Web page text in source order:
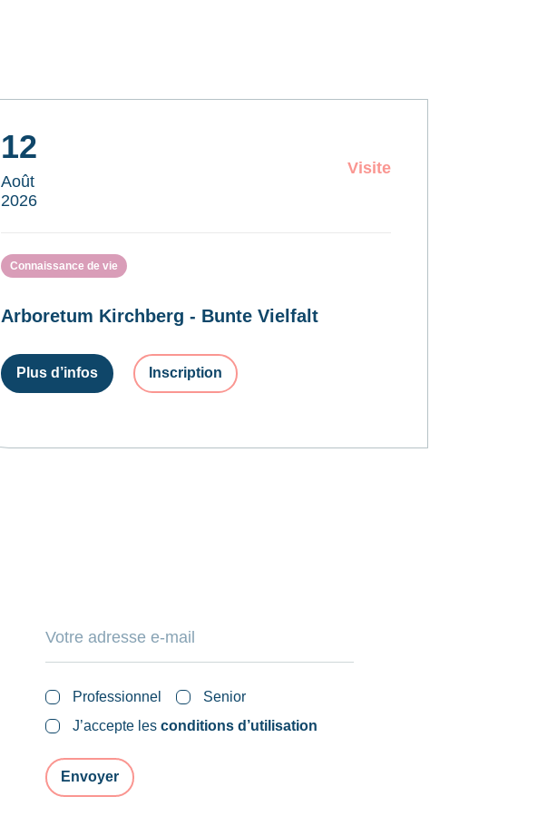
12
Août
2026
Visite
Connaissance de vie
Arboretum Kirchberg - Bunte Vielfalt
Plus d’infos Inscription
Professionnel
Senior
J’accepte lesconditions d’utilisation